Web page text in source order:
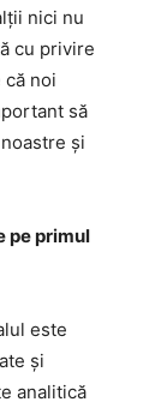
nici nu
cu privire
noi
să
și
pe primul
este
și
analitică